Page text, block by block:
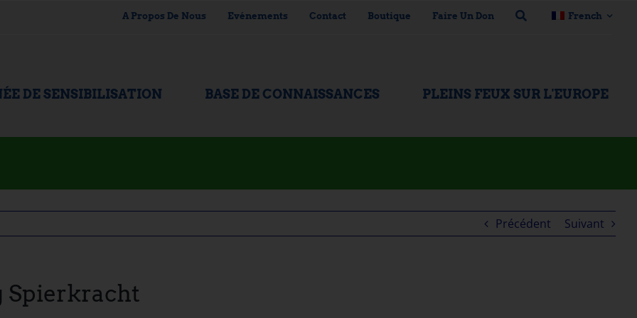
A Propos De Nous Evénements Contact Boutique Faire Un Don French
DE SENSIBILISATION BASE DE CONNAISSANCES PLEINS FEUX SUR L'EUROPE
Précédent Suivant
Spierkracht